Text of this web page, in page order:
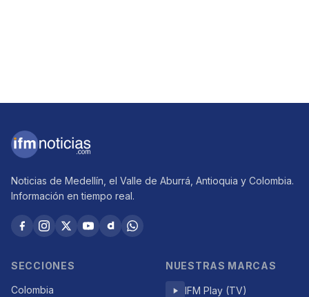
Noticias de Medellín, el Valle de Aburrá, Antioquia y Colombia.
Información en tiempo real.
SECCIONES
Colombia
NUESTRAS MARCAS
IFM Play (TV)